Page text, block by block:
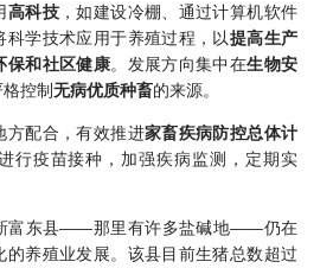
高科技 ，如建设冷棚、通过计算机软件
科学技术应用于养殖过程，以提高生产
保和社区健康。发展方向集中在生物安
格控制无病优质种畜的来源。
方配合，有效推进家畜疾病防控总体计
行疫苗接种，加强疾病监测，定期实
富东县——那里有许多盐碱地——仍在
的养殖业发展。该县目前生猪总数超过